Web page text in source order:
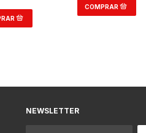
NEWSLETTER